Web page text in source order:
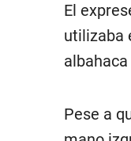
El
utilizaba
Pese a